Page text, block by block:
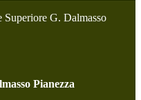
Superiore G. Dalmasso
Pianezza